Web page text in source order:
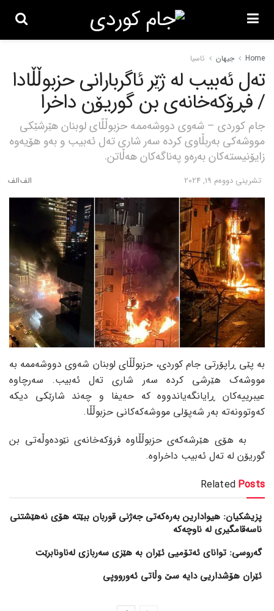
Home جیهان ئاسیا
تەل ئەبیب لە ژێر ئاگربارانی حزبوڵڵادا
/ فڕۆکەخانەی بن گوریۆن داخرا
جام کوردی – شەوی دووشەممە حزبوڵڵای لوبنان هێرشێکی
مووشەکی بەربڵاوی کردە سەر شاری تەل ئەبیب و بەو هۆیەوە
زایۆنیستەکان بەرەو پەناگەکان هەڵاتن.
تشرینی دووه‌م 19, 2024
بە پێی ڕاپۆرتی جام کوردی، حزبوڵڵای لوبنان شەوی دووشەممە بە
مووشەک هێرشی کردە سەر شاری تەل ئەبیب. سەرچاوە
عیبرییەکان ڕایانگەیاندووە کە حەیفا و چەند شارێکی دیکە
کەوتوونەتە بەر شەپۆلی مووشەکەکانی حزبوڵڵا.
بە هۆی هێرشەکەی حزبوڵڵاوە فرۆکەخانەی نێودەوڵەتی بن
گوریۆن لە تەل ئەبیب داخراوە.
Related Posts
پزیشکیان: هیوادارین بەرەکەتی جەژنی قوربان ببێتە هۆی نەهێشتنی
ناسەقامگیری لە ناوچەکە
گەروسی: توانای ئەتۆمیی ئێران بە هێزی سەربازی لەناونابرێت
ئێران هۆشداریی دایە سێ وڵاتی ئەورووپی